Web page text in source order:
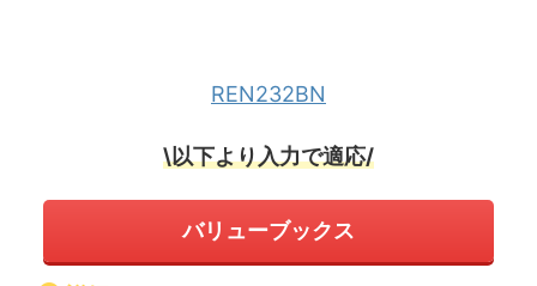
REN232BN
\以下より入力で適応/
バリューブックス